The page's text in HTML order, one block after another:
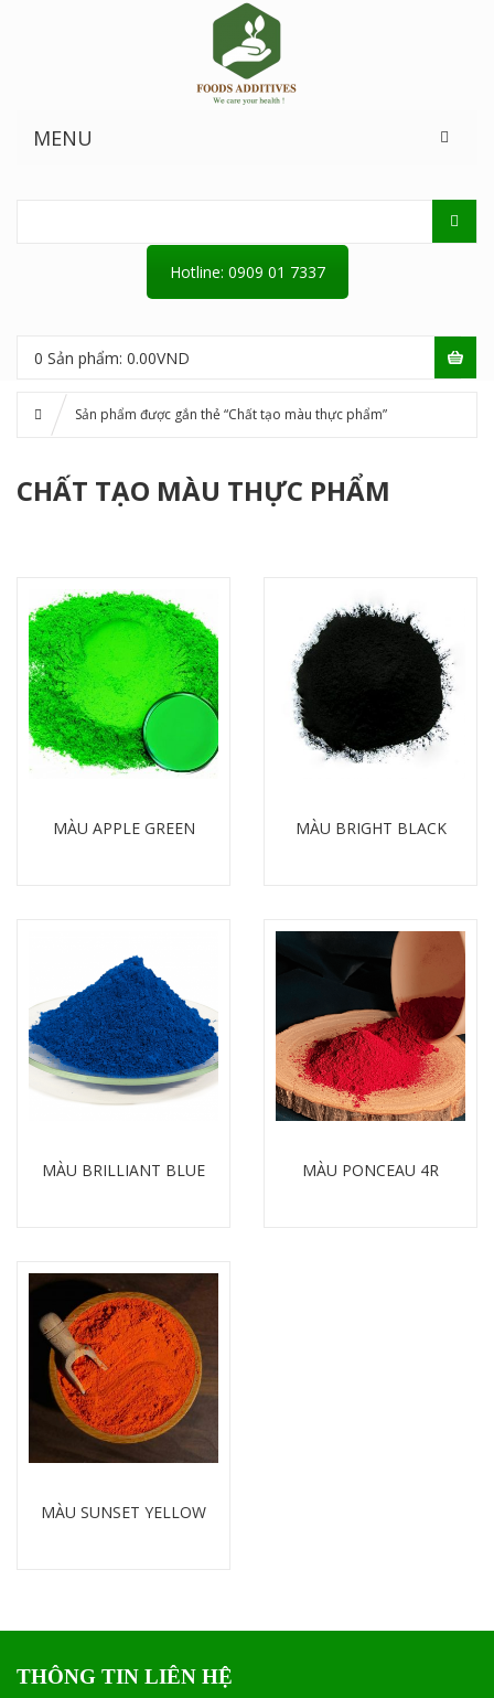
MENU
Hotline: 0909 01 7337
0 Sản phẩm: 0.00VND
Sản phẩm được gắn thẻ “Chất tạo màu thực phẩm”
CHẤT TẠO MÀU THỰC PHẨM
MÀU APPLE GREEN MÀU BRIGHT BLACK
MÀU BRILLIANT BLUE MÀU PONCEAU 4R
MÀU SUNSET YELLOW
THÔNG TIN LIÊN HỆ